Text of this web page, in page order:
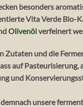
besonders
Vita Verde Bio-
Olivenölverfeinert
Zutaten und die
auf Pasteurisierung,
und
unsere